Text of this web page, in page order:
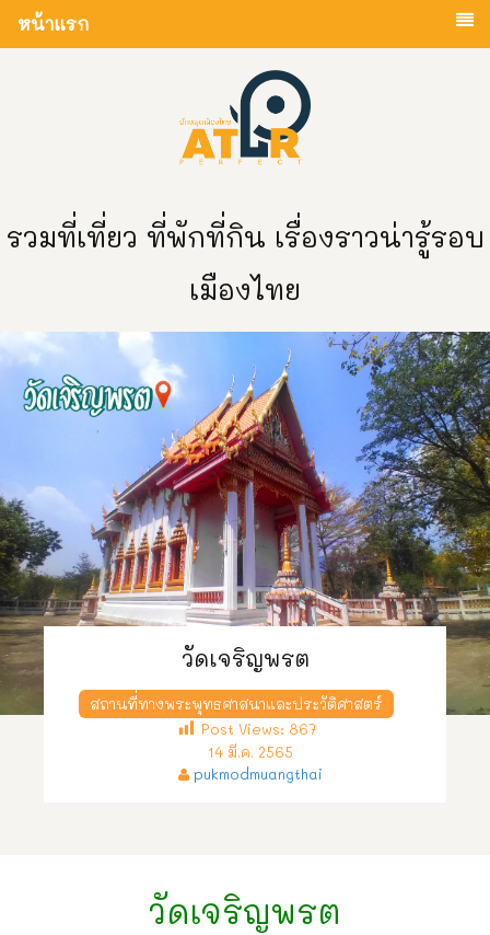
หน้าแรก
รวมที่เที่ยว ที่พักที่กิน เรื่องราวน่ารู้รอบ
เมืองไทย
วัดเจริญพรต
สถานที่ทางพระพุทธศาสนาและประวัติศาสตร์
Post Views: 867
14 มี.ค. 2565
pukmodmuangthai
วัดเจริญพรต